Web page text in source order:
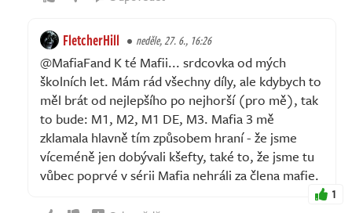
FletcherHill neděle, 27. 6., 16:26
@MafiaFand K té Mafii... srdcovka od mých
školních let. Mám rád všechny díly, ale kdybych to
měl brát od nejlepšího po nejhorší (pro mě), tak
to bude: M1, M2, M1 DE, M3. Mafia 3 mě
zklamala hlavně tím způsobem hraní - že jsme
víceméně jen dobývali kšefty, také to, že jsme tu
vůbec poprvé v sérii Mafia nehráli za člena mafie.
1